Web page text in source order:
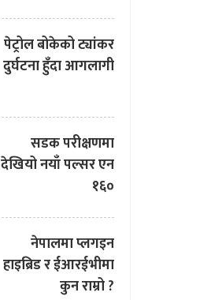
पेट्रोल बोकेको ट्यांकर
दुर्घटना हुँदा आगलागी
सडक परीक्षणमा
देखियो नयाँ पल्सर एन
१६०
नेपालमा प्लगइन
हाइब्रिड र ईआरईभीमा
कुन राम्रो ?